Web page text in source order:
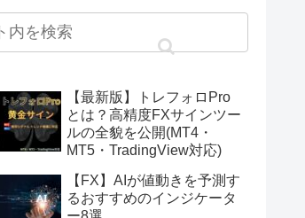
【最新版】トレフォロPro
とは？高精度FXサインツー
ルの全貌を公開(MT4・
MT5・TradingView対応)
【FX】AIが値動きを予測す
るおすすめのインジケータ